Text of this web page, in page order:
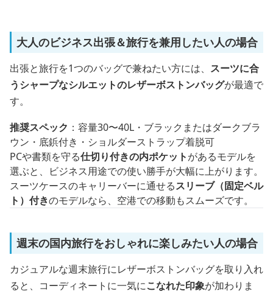
大人のビジネス出張＆旅行を兼用したい人の場合
出張と旅行を1つのバッグで兼ねたい方には、 スーツに合
うシャープなシルエットのレザーボストンバッグが最適で
す。
推奨スペック ：容量30〜40L・ブラックまたはダークブラ
ウン・底鋲付き・ショルダーストラップ着脱可
PCや書類を守る仕切り付きの内ポケットがあるモデルを
選ぶと、ビジネス用途での使い勝手が大幅に上がります。
スーツケースのキャリーバーに通せるスリーブ（固定ベル
ト）付きのモデルなら、空港での移動もスムーズです。
週末の国内旅行をおしゃれに楽しみたい人の場合
カジュアルな週末旅行にレザーボストンバッグを取り入れ
ると、コーディネートに一気にこなれた印象が加わりま